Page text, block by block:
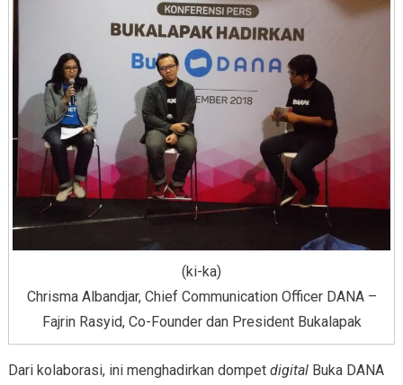
(ki-ka)
Chrisma Albandjar, Chief Communication Officer DANA –
Fajrin Rasyid, Co-Founder dan President Bukalapak
Dari kolaborasi, ini menghadirkan dompetdigitalBuka DANA